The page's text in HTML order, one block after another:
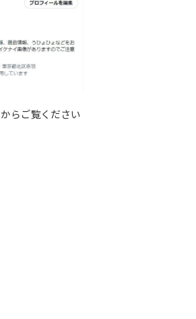
からご覧ください